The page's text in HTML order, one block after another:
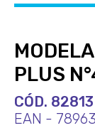
PLUS
CÓD. 82813
EAN -